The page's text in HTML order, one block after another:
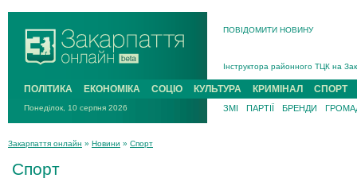
ПОВІДОМИТИ НОВИНУ
На війні загинув 26-річний
В Ужгороді попрощаються із
В Ужгороді 5 серпня
Підтвердили загибель
ПОЛІТИКА ЕКОНОМІКА СОЦІО КУЛЬТУРА КРИМІНАЛ СПОРТ
Понеділок, 10 серпня 2026 ЗМІ ПАРТІЇ БРЕНДИ
Закарпаття онлайн » Новини » Спорт
Спорт